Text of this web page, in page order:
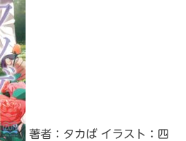
著者：タカば イラスト：四